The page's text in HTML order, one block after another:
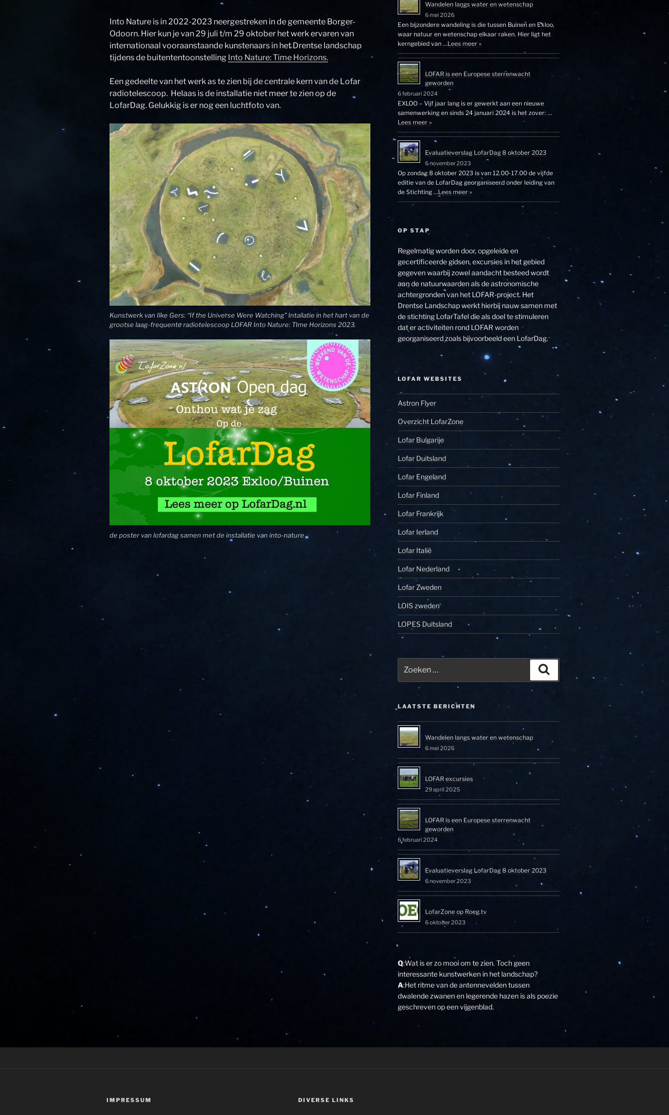
Into Nature is in 2022-2023 neergestreken in de gemeente Borger-
Odoorn. Hier kun je van 29 juli t/m 29 oktober het werk ervaren van
internationaal vooraanstaande kunstenaars in het Drentse landschap
tijdens de buitententoonstelling Into Nature: Time Horizons.
Een gedeelte van het werk as te zien bij de centrale kern van de Lofar
radiotelescoop. Helaas is de installatie niet meer te zien op de
LofarDag. Gelukkig is er nog een luchtfoto van.
Kunstwerk van Ilke Gers: “If the Universe Were Watching” Intallatie in het hart van de
grootse laag-frequente radiotelescoop LOFAR Into Nature: TIme Horizons 2023.
de poster van lofardag samen met de installatie van into-nature
Wandelen langs water en wetenschap
6 mei 2026
Een bijzondere wandeling is die tussen Buinen en Exloo,
waar natuur en wetenschap elkaar raken. Hier ligt het
kerngebied van …Lees meer »
LOFAR is een Europese sterrenwacht
geworden
6 februari 2024
EXLOO – Vijf jaar lang is er gewerkt aan een nieuwe
samenwerking en sinds 24 januari 2024 is het zover: …
Lees meer »
Evaluatieverslag LofarDag 8 oktober 2023
6 november 2023
Op zondag 8 oktober 2023 is van 12.00-17.00 de vijfde
editie van de LofarDag georganiseerd onder leiding van
de Stichting …Lees meer »
OP STAP
Regelmatig worden door, opgeleide en
gecertificeerde gidsen, excursies in het gebied
gegeven waarbij zowel aandacht besteed wordt
aan de natuurwaarden als de astronomische
achtergronden van het LOFAR-project. Het
Drentse Landschap werkt hierbij nauw samen met
de stichting LofarTafel die als doel te stimuleren
dat er activiteiten rond LOFAR worden
georganiseerd zoals bijvoorbeeld een LofarDag.
LOFAR WEBSITES
Astron Flyer
Overzicht LofarZone
Lofar Bulgarije
Lofar Duitsland
Lofar Engeland
Lofar Finland
Lofar Frankrijk
Lofar Ierland
Lofar Italië
Lofar Nederland
Lofar Zweden
LOIS zweden
LOPES Duitsland
naar:
LAATSTE BERICHTEN
Wandelen langs water en wetenschap
6 mei 2026
LOFAR excursies
29 april 2025
LOFAR is een Europese sterrenwacht
geworden
6 februari 2024
Evaluatieverslag LofarDag 8 oktober 2023
6 november 2023
LofarZone op Roeg.tv
6 oktober 2023
Q:Wat is er zo mooi om te zien. Toch geen
interessante kunstwerken in het landschap?
A:Het ritme van de antennevelden tussen
dwalende zwanen en legerende hazen is als poezie
geschreven op een vijgenblad.
IMPRESSUM DIVERSE LINKS